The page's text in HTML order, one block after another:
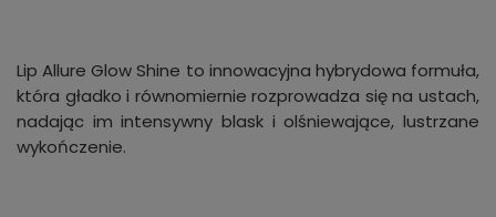
Lip Allure Glow Shine to innowacyjna hybrydowa formuła,
która gładko i równomiernie rozprowadza się na ustach,
nadając im intensywny blask i olśniewające, lustrzane
wykończenie.